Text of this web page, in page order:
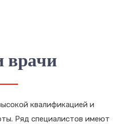
квалификацией и
Ряд специалистов имеют